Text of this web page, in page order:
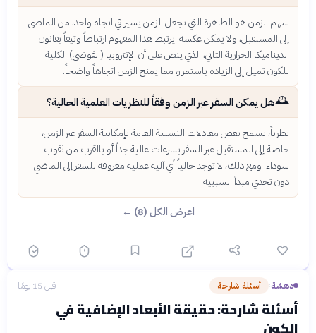
سهم الزمن هو الظاهرة التي تجعل الزمن يسير في اتجاه واحد، من الماضي
إلى المستقبل، ولا يمكن عكسه. يرتبط هذا المفهوم ارتباطاً وثيقاً بقانون
الديناميكا الحرارية الثاني، الذي ينص على أن الإنتروبيا (الفوضى) الكلية
للكون تميل إلى الزيادة باستمرار، مما يمنح الزمن اتجاهاً واضحاً.
🕰️هل يمكن السفر عبر الزمن وفقاً للنظريات العلمية الحالية؟
نظرياً، تسمح بعض معادلات النسبية العامة بإمكانية السفر عبر الزمن،
خاصة إلى المستقبل عبر السفر بسرعات عالية جداً أو بالقرب من ثقوب
سوداء. ومع ذلك، لا توجد حالياً أي آلية عملية معروفة للسفر إلى الماضي
دون تحدي مبدأ السببية.
اعرض الكل (8) ←
دهشة› أسئلة شارحة قبل 15 يومًا
أسئلة شارحة: حقيقة الأبعاد الإضافية في
الكون